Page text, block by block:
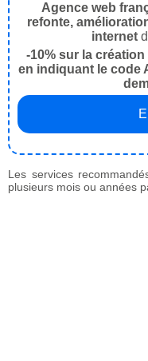
Agence web
refonte,
internet
-10% sur la
en indiquant le code
Les services
plusieurs mois ou années